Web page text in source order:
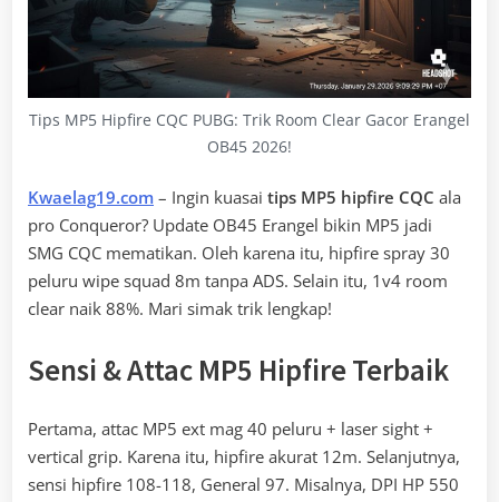
Tips MP5 Hipfire CQC PUBG: Trik Room Clear Gacor Erangel
OB45 2026!
Kwaelag19.com – Ingin kuasai tips MP5 hipfire CQC ala
pro Conqueror? Update OB45 Erangel bikin MP5 jadi
SMG CQC mematikan. Oleh karena itu, hipfire spray 30
peluru wipe squad 8m tanpa ADS. Selain itu, 1v4 room
clear naik 88%. Mari simak trik lengkap!
Sensi & Attac MP5 Hipfire Terbaik
Pertama, attac MP5 ext mag 40 peluru + laser sight +
vertical grip. Karena itu, hipfire akurat 12m. Selanjutnya,
sensi hipfire 108-118, General 97. Misalnya, DPI HP 550